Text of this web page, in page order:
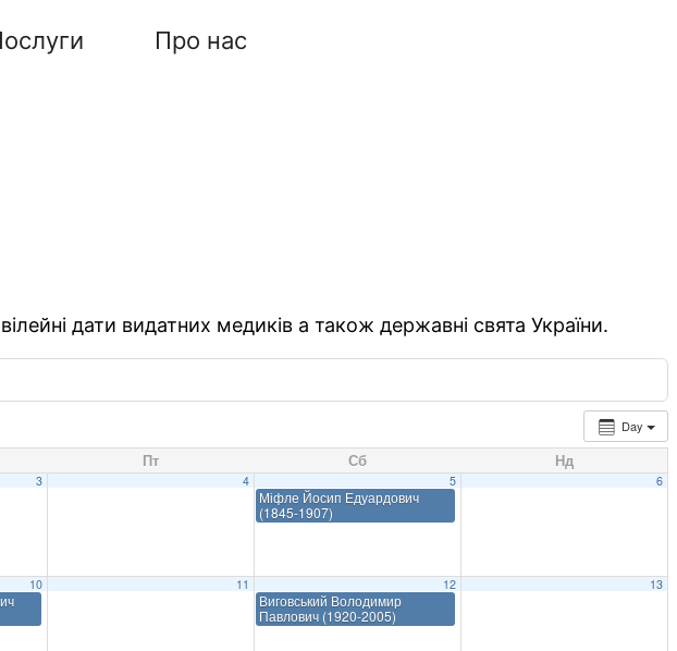
Про нас
дати видатних медиків а також державні свята України.
Day
Пт Сб Нд
3 4 5
Міфле Йосип Едуардович
(1845-1907)
6
10 11 12
Виговський Володимир
Павлович (1920-2005)
13